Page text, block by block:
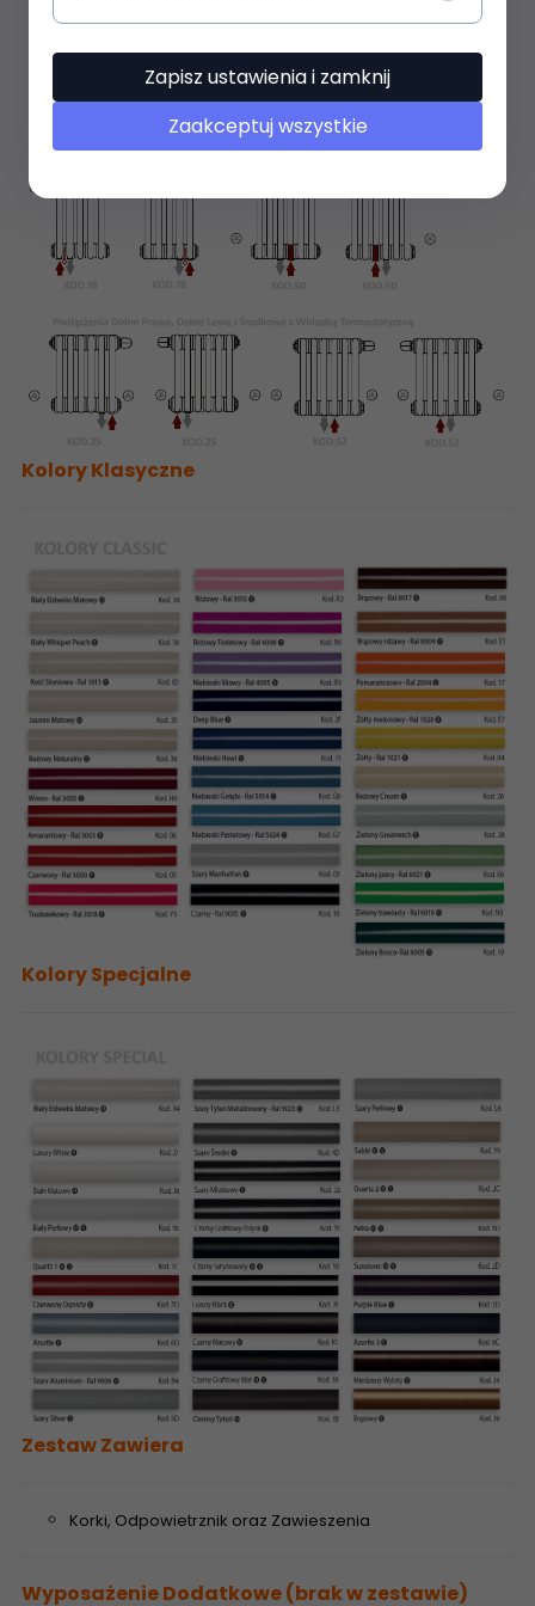
Kolory Klasyczne
Kolory Specjalne
Zestaw Zawiera
Korki, Odpowietrznik oraz Zawieszenia
Wyposażenie Dodatkowe (brak w zestawie)
Zapisz ustawienia i zamknij
Zaakceptuj wszystkie